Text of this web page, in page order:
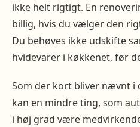
ikke helt rigtigt. En
billig, hvis du vælger den
Du behøves ikke udskifte
hvidevarer i køkkenet, før
Som der kort bliver nævnt i
kan en mindre ting, som
i høj grad være